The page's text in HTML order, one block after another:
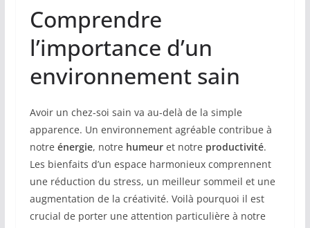
Comprendre
l’importance d’un
environnement sain
Avoir un chez-soi sain va au-delà de la simple
apparence. Un environnement agréable contribue à
notre énergie, notre humeuret notre productivité.
Les bienfaits d’un espace harmonieux comprennent
une réduction du stress, un meilleur sommeil et une
augmentation de la créativité. Voilà pourquoi il est
crucial de porter une attention particulière à notre